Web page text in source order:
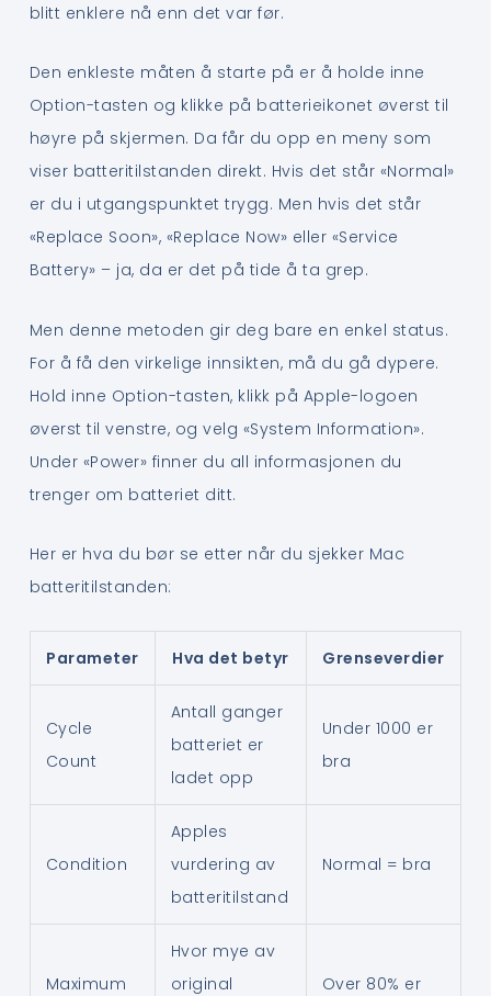
blitt enklere nå enn det var før.
Den enkleste måten å starte på er å holde inne
Option-tasten og klikke på batterieikonet øverst til
høyre på skjermen. Da får du opp en meny som
viser batteritilstanden direkt. Hvis det står «Normal»
er du i utgangspunktet trygg. Men hvis det står
«Replace Soon», «Replace Now» eller «Service
Battery» – ja, da er det på tide å ta grep.
Men denne metoden gir deg bare en enkel status.
For å få den virkelige innsikten, må du gå dypere.
Hold inne Option-tasten, klikk på Apple-logoen
øverst til venstre, og velg «System Information».
Under «Power» finner du all informasjonen du
trenger om batteriet ditt.
Her er hva du bør se etter når du sjekker Mac
batteritilstanden:
Parameter Hva det betyr Grenseverdier
Cycle
Count
Antall ganger
batteriet er
ladet opp
Under 1000 er
bra
Condition
Apples
vurdering av
batteritilstand
Normal = bra
Maximum
Hvor mye av
original
Over 80% er